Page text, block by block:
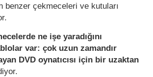
benzer çekmeceleri ve kutuları
ne işe yaradığını
var: çok uzun zamandır
DVD oynatıcısı için bir uzaktan